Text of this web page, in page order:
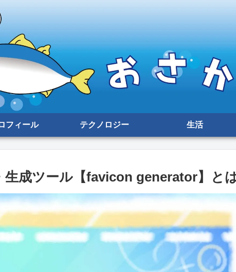
フィール テクノロジー 生活
生成ツール【favicon generator】と